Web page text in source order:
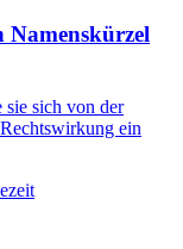
Namenskürzel
sie sich von der
ein